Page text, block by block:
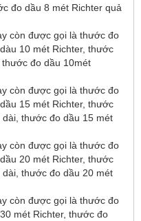
đo dầu 8 mét Richter quả
còn được gọi là thước đo
10 mét Richter, thước
đo dầu 10mét
còn được gọi là thước đo
15 mét Richter, thước
thước đo dầu 15 mét
còn được gọi là thước đo
20 mét Richter, thước
thước đo dầu 20 mét
còn được gọi là thước đo
mét Richter, thước đo